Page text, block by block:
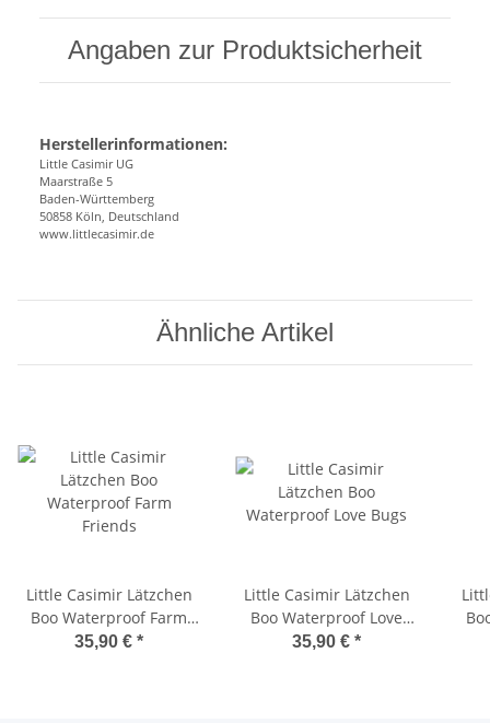
Angaben zur Produktsicherheit
Herstellerinformationen:
Little Casimir UG
Maarstraße 5
Baden-Württemberg
50858 Köln, Deutschland
www.littlecasimir.de
Ähnliche Artikel
Little Casimir Lätzchen
Boo Waterproof Farm
Friends
35,90 € *
Little Casimir Lätzchen
Boo Waterproof Love
Bugs
35,90 € *